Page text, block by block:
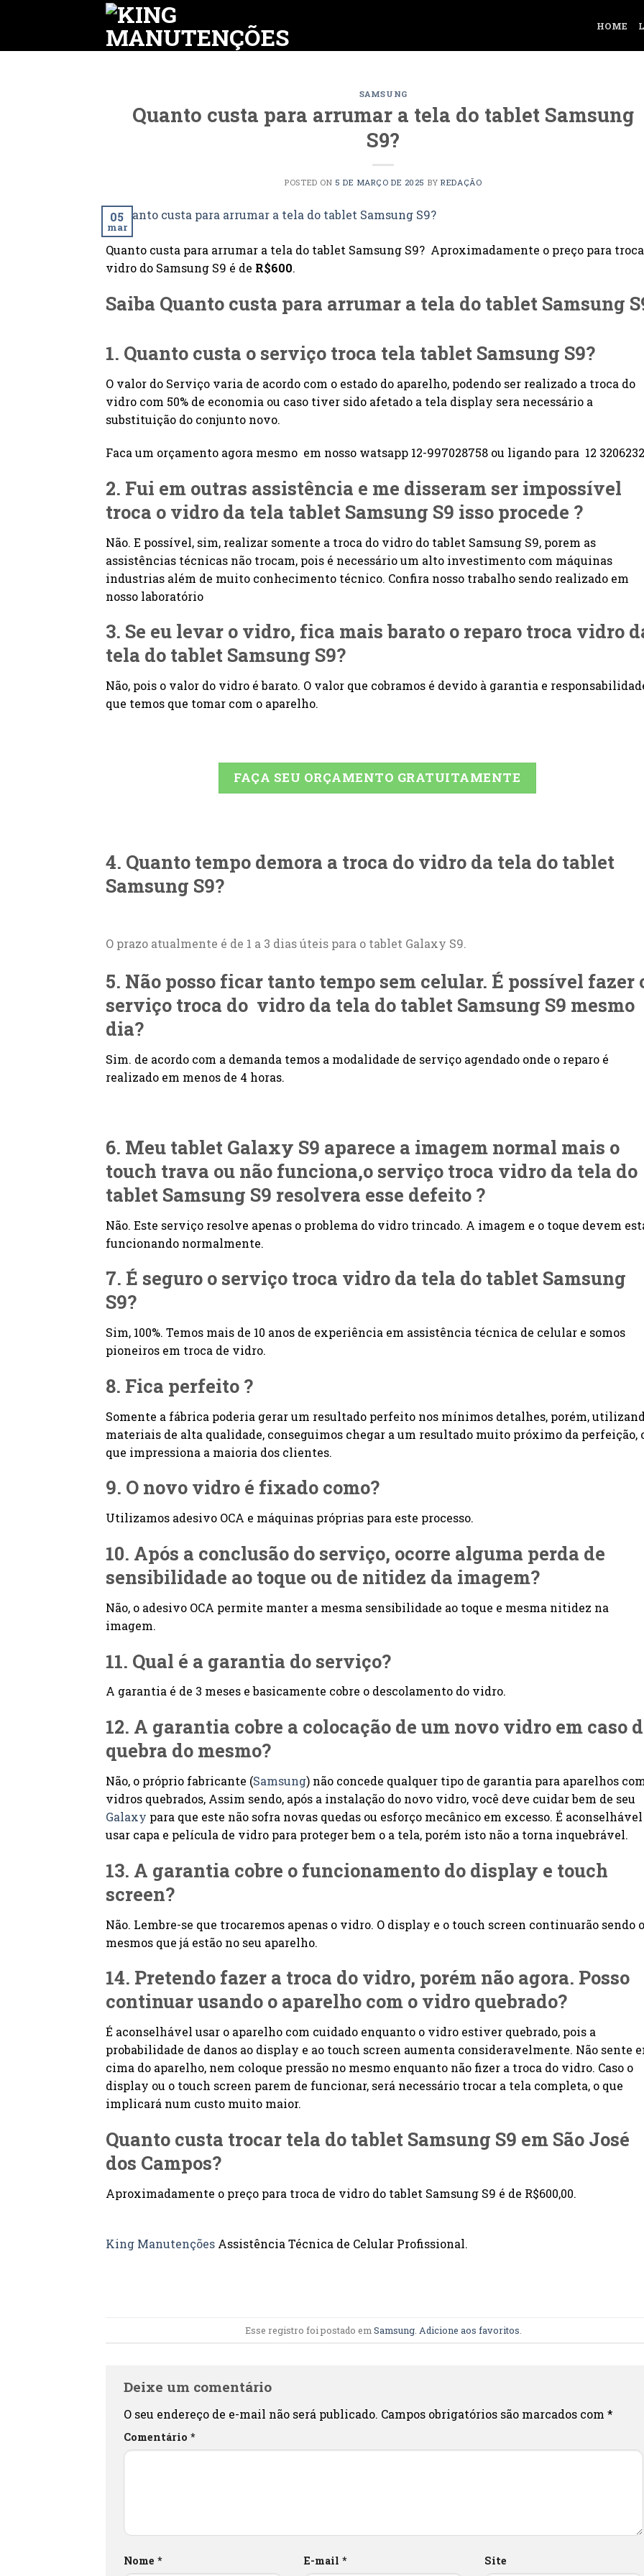
HOME
SAMSUNG
Quanto custa para arrumar a tela do tablet Samsung
S9?
POSTED ON 5 DE MARÇO DE 2025 BYREDAÇÃO
05
mar
Quanto custa para arrumar a tela do tablet Samsung S9? Aproximadamente o preço para
vidro do Samsung S9 é de R$600.
Saiba Quanto custa para arrumar a tela do tablet Samsung
1. Quanto custa o serviço troca tela tablet Samsung S9?
O valor do Serviço varia de acordo com o estado do aparelho, podendo ser realizado a troca do
vidro com 50% de economia ou caso tiver sido afetado a tela display sera necessário a
substituição do conjunto novo.
Faca um orçamento agora mesmo em nosso watsapp 12-997028758 ou ligando para 12
2. Fui em outras assistência e me disseram ser impossível
troca o vidro da tela tablet Samsung S9 isso procede ?
Não. E possível, sim, realizar somente a troca do vidro do tablet Samsung S9, porem as
assistências técnicas não trocam, pois é necessário um alto investimento com máquinas
industrias além de muito conhecimento técnico. Confira nosso trabalho sendo realizado em
nosso laboratório
3. Se eu levar o vidro, fica mais barato o reparo troca vidro
tela do tablet Samsung S9?
Não, pois o valor do vidro é barato. O valor que cobramos é devido à garantia e
que temos que tomar com o aparelho.
FAÇA SEU ORÇAMENTO GRATUITAMENTE
4. Quanto tempo demora a troca do vidro da tela do tablet
Samsung S9?
O prazo atualmente é de 1 a 3 dias úteis para o tablet Galaxy S9.
5. Não posso ficar tanto tempo sem celular. É possível fazer
serviço troca do vidro da tela do tablet Samsung S9 mesmo
dia?
Sim. de acordo com a demanda temos a modalidade de serviço agendado onde o reparo é
realizado em menos de 4 horas.
6. Meu tablet Galaxy S9 aparece a imagem normal mais o
touch trava ou não funciona,o serviço troca vidro da tela do
tablet Samsung S9 resolvera esse defeito ?
Não. Este serviço resolve apenas o problema do vidro trincado. A imagem e o toque devem
funcionando normalmente.
7. É seguro o serviço troca vidro da tela do tablet Samsung
S9?
Sim, 100%. Temos mais de 10 anos de experiência em assistência técnica de celular e somos
pioneiros em troca de vidro.
8. Fica perfeito ?
Somente a fábrica poderia gerar um resultado perfeito nos mínimos detalhes, porém,
materiais de alta qualidade, conseguimos chegar a um resultado muito próximo da perfeição,
que impressiona a maioria dos clientes.
9. O novo vidro é fixado como?
Utilizamos adesivo OCA e máquinas próprias para este processo.
10. Após a conclusão do serviço, ocorre alguma perda de
sensibilidade ao toque ou de nitidez da imagem?
Não, o adesivo OCA permite manter a mesma sensibilidade ao toque e mesma nitidez na
imagem.
11. Qual é a garantia do serviço?
A garantia é de 3 meses e basicamente cobre o descolamento do vidro.
12. A garantia cobre a colocação de um novo vidro em caso
quebra do mesmo?
Não, o próprio fabricante (Samsung) não concede qualquer tipo de garantia para aparelhos
vidros quebrados, Assim sendo, após a instalação do novo vidro, você deve cuidar bem de seu
Galaxy para que este não sofra novas quedas ou esforço mecânico em excesso. É aconselhável
usar capa e película de vidro para proteger bem o a tela, porém isto não a torna inquebrável.
13. A garantia cobre o funcionamento do display e touch
screen?
Não. Lembre-se que trocaremos apenas o vidro. O display e o touch screen continuarão sendo
mesmos que já estão no seu aparelho.
14. Pretendo fazer a troca do vidro, porém não agora. Posso
continuar usando o aparelho com o vidro quebrado?
É aconselhável usar o aparelho com cuidado enquanto o vidro estiver quebrado, pois a
probabilidade de danos ao display e ao touch screen aumenta consideravelmente. Não sente
cima do aparelho, nem coloque pressão no mesmo enquanto não fizer a troca do vidro. Caso o
display ou o touch screen parem de funcionar, será necessário trocar a tela completa, o que
implicará num custo muito maior.
Quanto custa trocar tela do tablet Samsung S9 em São José
dos Campos?
Aproximadamente o preço para troca de vidro do tablet Samsung S9 é de R$600,00.
King Manutenções Assistência Técnica de Celular Profissional.
Esse registro foi postado em Samsung. Adicione aos favoritos
Deixe um comentário
O seu endereço de e-mail não será publicado. Campos obrigatórios são marcados com *
Comentário *
Nome * E-mail * Site